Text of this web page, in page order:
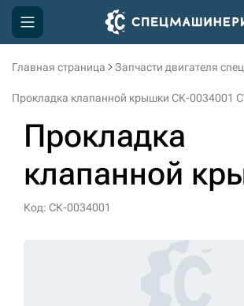
Главная страница Запчасти двигателя
Прокладка клапанной крышки СК-0034001
Прокладка
клапанной
Код: СК-0034001
Компания
Доставка и оплата
Информация
Контакты